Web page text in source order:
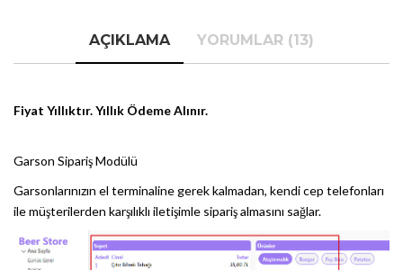
AÇIKLAMA YORUMLAR (13)
Fiyat Yıllıktır. Yıllık Ödeme Alınır.
Garson Sipariş Modülü
Garsonlarınızın el terminaline gerek kalmadan, kendi cep telefonları
ile müşterilerden karşılıklı iletişimle sipariş almasını sağlar.